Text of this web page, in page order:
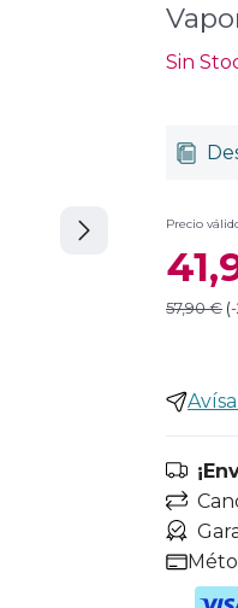
Sin
Precio
57,90 € (-